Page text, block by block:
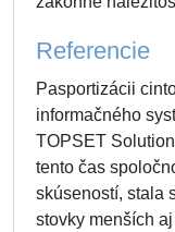
Referencie
Pasportizácii
informačného
TOPSET
tento čas
skúseností, stala
stovky menších